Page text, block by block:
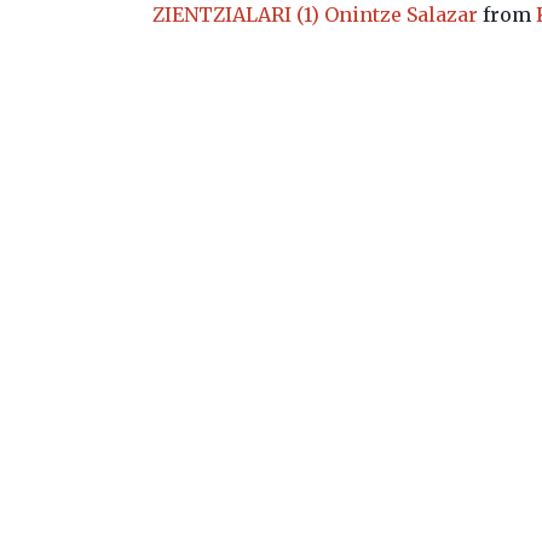
ZIENTZIALARI (1) Onintze Salazar from